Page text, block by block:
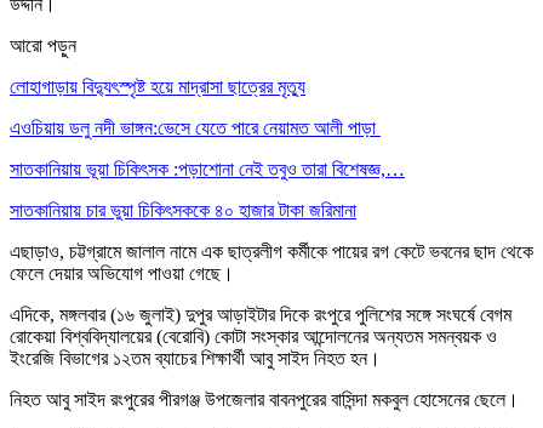
আরো পড়ুন
লোহাগাড়ায় বিদ্যুৎস্পৃষ্ট হয়ে মাদ্রাসা ছাত্রের মৃত্যু
এওচিয়ায় ডলু নদী ভাঙ্গন:ভেসে যেতে পারে নেয়ামত আলী পাড়া
সাতকানিয়ায় ভূয়া চিকিৎসক :পড়াশোনা নেই তবুও তারা বিশেষজ্ঞ,…
সাতকানিয়ায় চার ভুয়া চিকিৎসককে ৪০ হাজার টাকা জরিমানা
এছাড়াও, চট্টগ্রামে জালাল নামে এক ছাত্রলীগ কর্মীকে পায়ের রগ কেটে ভবনের ছাদ থেকে
ফেলে দেয়ার অভিযোগ পাওয়া গেছে।
এদিকে, মঙ্গলবার (১৬ জুলাই) দুপুর আড়াইটার দিকে রংপুরে পুলিশের সঙ্গে সংঘর্ষে বেগম
রোকেয়া বিশ্ববিদ্যালয়ের (বেরোবি) কোটা সংস্কার আন্দোলনের অন্যতম সমন্বয়ক ও
ইংরেজি বিভাগের ১২তম ব্যাচের শিক্ষার্থী আবু সাইদ নিহত হন।
নিহত আবু সাইদ রংপুরের পীরগঞ্জ উপজেলার বাবনপুরের বাসিন্দা মকবুল হোসেনের ছেলে।